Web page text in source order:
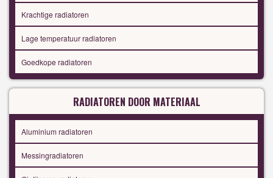
Krachtige radiatoren
Lage temperatuur radiatoren
Goedkope radiatoren
RADIATOREN DOOR MATERIAAL
Aluminium radiatoren
Messingradiatoren